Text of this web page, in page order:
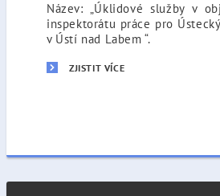
Název: „Úklidové služby v
inspektorátu práce pro
v Ústí nad Labem “.
ZJISTIT VÍCE